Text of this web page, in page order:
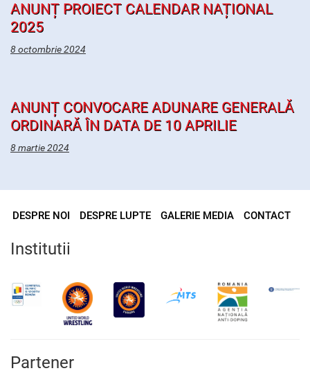
ANUNȚ PROIECT CALENDAR NAȚIONAL
2025
8 octombrie 2024
ANUNȚ CONVOCARE ADUNARE GENERALĂ
ORDINARĂ ÎN DATA DE 10 APRILIE
8 martie 2024
DESPRE NOI DESPRE LUPTE GALERIE MEDIA CONTACT
Institutii
Partener